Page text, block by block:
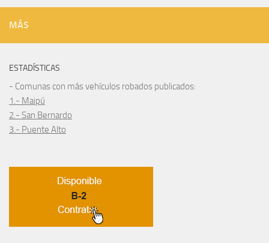
MÁS
ESTADÍSTICAS
- Comunas con más vehículos robados publicados:
1.- Maipú
2.- San Bernardo
3.- Puente Alto